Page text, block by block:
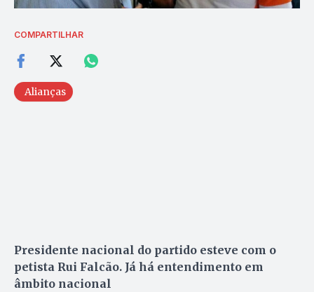
COMPARTILHAR
Alianças
Presidente nacional do partido esteve com o
petista Rui Falcão. Já há entendimento em
âmbito nacional